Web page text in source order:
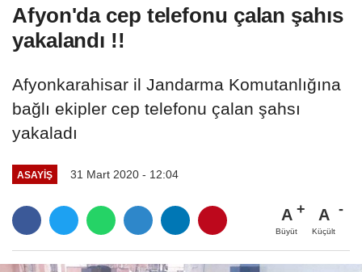
Afyon'da cep telefonu çalan şahıs
yakalandı !!
Afyonkarahisar il Jandarma Komutanlığına
bağlı ekipler cep telefonu çalan şahsı
yakaladı
ASAYIŞ 31 Mart 2020 - 12:04
A
Büyüt
A
Küçült